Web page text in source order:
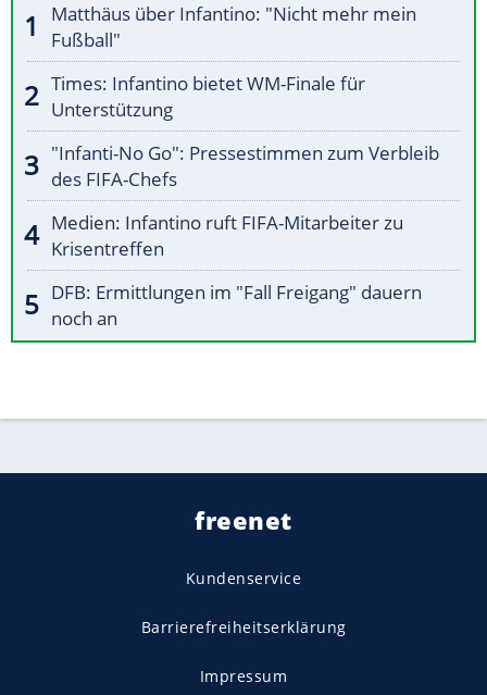
Matthäus über Infantino: "Nicht mehr mein
Fußball"
Times: Infantino bietet WM-Finale für
Unterstützung
"Infanti-No Go": Pressestimmen zum Verbleib
des FIFA-Chefs
Medien: Infantino ruft FIFA-Mitarbeiter zu
Krisentreffen
DFB: Ermittlungen im "Fall Freigang" dauern
noch an
freenet
Kundenservice
Barrierefreiheitserklärung
Impressum